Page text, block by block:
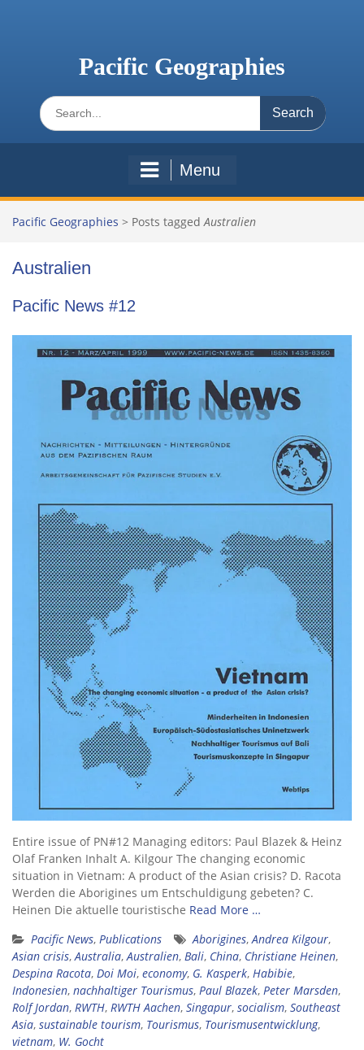
Pacific Geographies
Search
for:
Menu
Pacific Geographies > Posts taggedAustralien
Australien
Pacific News #12
Entire issue of PN#12 Managing editors: Paul Blazek & Heinz
Olaf Franken Inhalt A. Kilgour The changing economic
situation in Vietnam: A product of the Asian crisis? D. Racota
Werden die Aborigines um Entschuldigung gebeten? C.
Heinen Die aktuelle touristische Read More …
Pacific News, Publications Aborigines,Andrea Kilgour,
Asian crisis,Australia,Australien, Bali, China, Christiane Heinen,
Despina Racota, Doi Moi, economy, G. Kasperk, Habibie,
Indonesien, nachhaltiger Tourismus, Paul Blazek, Peter Marsden,
Rolf Jordan, RWTH, RWTH Aachen, Singapur, socialism, Southeast
Asia, sustainable tourism, Tourismus, Tourismusentwicklung,
vietnam, W. Gocht